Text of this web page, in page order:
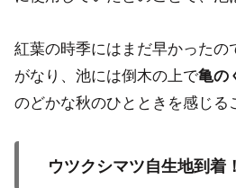
紅葉の時季にはまだ早かったの
がなり、池には倒木の上で亀の
のどかな秋のひとときを感じる
ウツクシマツ自生地到着！